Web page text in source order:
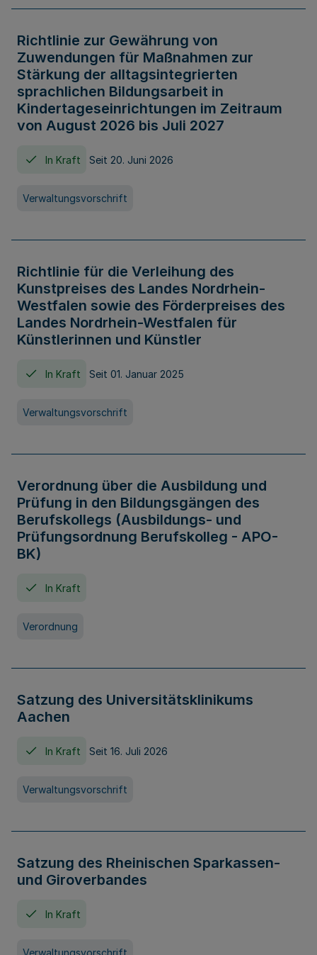
Richtlinie zur Gewährung von
Zuwendungen für Maßnahmen zur
Stärkung der alltagsintegrierten
sprachlichen Bildungsarbeit in
Kindertageseinrichtungen im Zeitraum
von August 2026 bis Juli 2027
In Kraft Seit 20. Juni 2026
Verwaltungsvorschrift
Richtlinie für die Verleihung des
Kunstpreises des Landes Nordrhein-
Westfalen sowie des Förderpreises des
Landes Nordrhein-Westfalen für
Künstlerinnen und Künstler
In Kraft Seit 01. Januar 2025
Verwaltungsvorschrift
Verordnung über die Ausbildung und
Prüfung in den Bildungsgängen des
Berufskollegs (Ausbildungs- und
Prüfungsordnung Berufskolleg - APO-
BK)
In Kraft
Verordnung
Satzung des Universitätsklinikums
Aachen
In Kraft Seit 16. Juli 2026
Verwaltungsvorschrift
Satzung des Rheinischen Sparkassen-
und Giroverbandes
In Kraft
Verwaltungsvorschrift